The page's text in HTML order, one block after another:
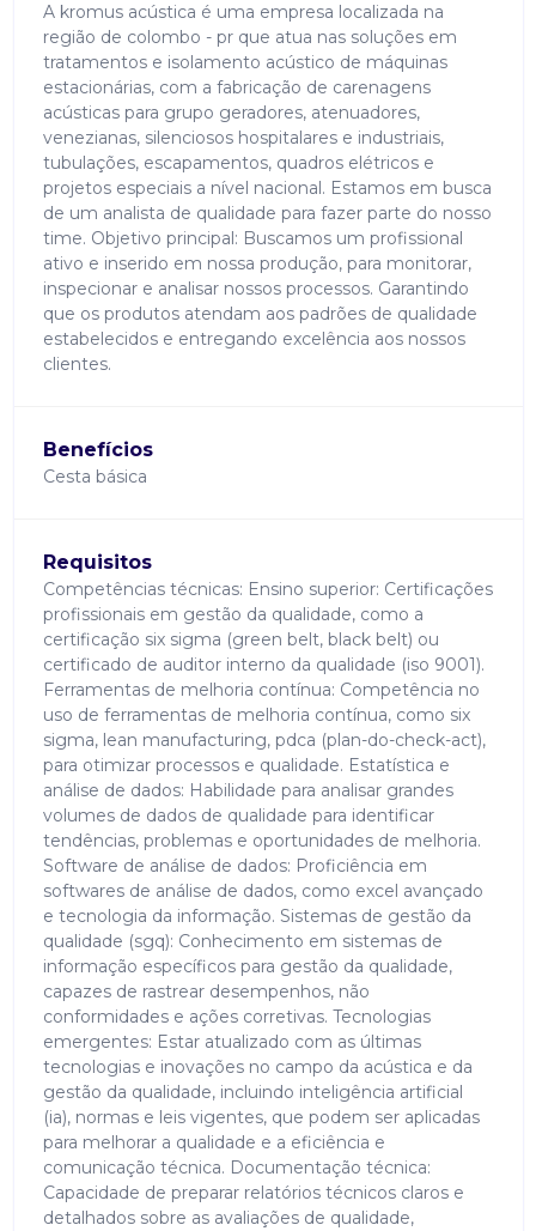
A kromus acústica é uma empresa localizada na
região de colombo - pr que atua nas soluções em
tratamentos e isolamento acústico de máquinas
estacionárias, com a fabricação de carenagens
acústicas para grupo geradores, atenuadores,
venezianas, silenciosos hospitalares e industriais,
tubulações, escapamentos, quadros elétricos e
projetos especiais a nível nacional. Estamos em busca
de um analista de qualidade para fazer parte do nosso
time. Objetivo principal: Buscamos um profissional
ativo e inserido em nossa produção, para monitorar,
inspecionar e analisar nossos processos. Garantindo
que os produtos atendam aos padrões de qualidade
estabelecidos e entregando excelência aos nossos
clientes.
Benefícios
Cesta básica
Requisitos
Competências técnicas: Ensino superior: Certificações
profissionais em gestão da qualidade, como a
certificação six sigma (green belt, black belt) ou
certificado de auditor interno da qualidade (iso 9001).
Ferramentas de melhoria contínua: Competência no
uso de ferramentas de melhoria contínua, como six
sigma, lean manufacturing, pdca (plan-do-check-act),
para otimizar processos e qualidade. Estatística e
análise de dados: Habilidade para analisar grandes
volumes de dados de qualidade para identificar
tendências, problemas e oportunidades de melhoria.
Software de análise de dados: Proficiência em
softwares de análise de dados, como excel avançado
e tecnologia da informação. Sistemas de gestão da
qualidade (sgq): Conhecimento em sistemas de
informação específicos para gestão da qualidade,
capazes de rastrear desempenhos, não
conformidades e ações corretivas. Tecnologias
emergentes: Estar atualizado com as últimas
tecnologias e inovações no campo da acústica e da
gestão da qualidade, incluindo inteligência artificial
(ia), normas e leis vigentes, que podem ser aplicadas
para melhorar a qualidade e a eficiência e
comunicação técnica. Documentação técnica:
Capacidade de preparar relatórios técnicos claros e
detalhados sobre as avaliações de qualidade,